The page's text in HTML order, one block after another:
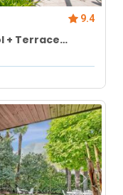
9.4
+ Terrace